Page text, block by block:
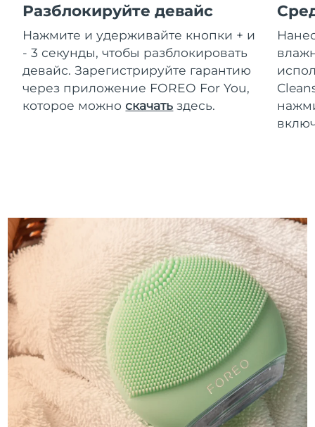
Разблокируйте девайс
Нажмите и удерживайте кнопки + и
- 3 секунды, чтобы разблокировать
девайс. Зарегистрируйте гарантию
через приложение FOREO For You,
которое можно скачать здесь.